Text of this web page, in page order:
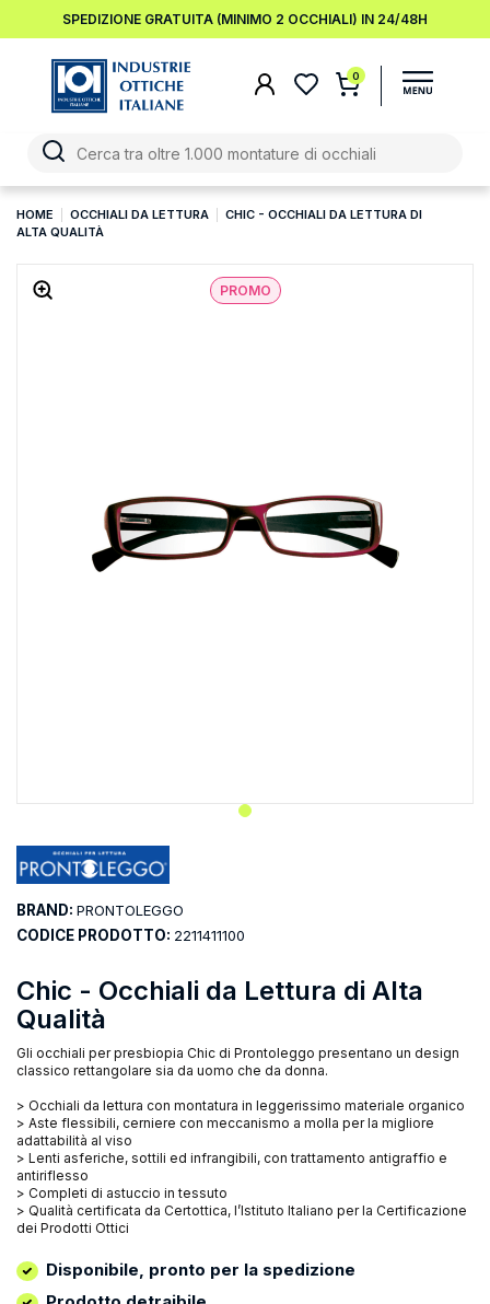
SPEDIZIONE GRATUITA (MINIMO 2 OCCHIALI) IN 24/48H
0
HOME OCCHIALI DA LETTURA
CHIC - OCCHIALI DA LETTURA DI
ALTA QUALITÀ
PROMO
Chic - Occhiali da Lettura di Alta
Qualità
Gli occhiali per presbiopia Chic di Prontoleggo presentano un design
classico rettangolare sia da uomo che da donna.
> Occhiali da lettura con montatura in leggerissimo materiale organico
> Aste flessibili, cerniere con meccanismo a molla per la migliore
adattabilità al viso
> Lenti asferiche, sottili ed infrangibili, con trattamento antigraffio e
antiriflesso
> Completi di astuccio in tessuto
> Qualità certificata da Certottica, l’Istituto Italiano per la Certificazione
dei Prodotti Ottici
Disponibile, pronto per la spedizione
BRAND: PRONTOLEGGO
CODICE PRODOTTO: 2211411100